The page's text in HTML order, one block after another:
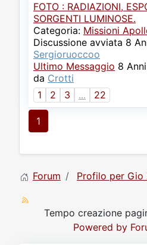
FOTO : RADIAZIONI,
SORGENTI LUMINOSE.
Categoria: Missioni
Discussione avviata 8
Sergioruoccoo
Ultimo Messaggio 8
da Crotti
1
2 3 ... 22
1
Forum Profilo per Gio
Tempo creazione
Powered by